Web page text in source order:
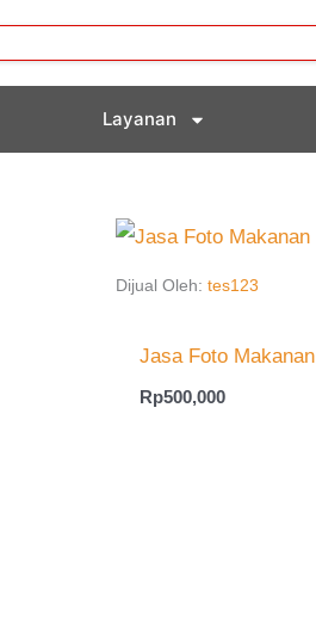
Layanan
Dijual Oleh: tes123
Jasa Foto Makanan
Rp500,000